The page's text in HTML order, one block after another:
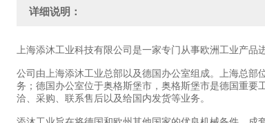
详细说明：
上海添沐工业科技有限公司是一家专门从事欧洲工业产品
公司由上海添沐工业总部以及德国办公室组成。上海总
务；德国办公室位于奥格斯堡市，奥格斯堡市是德国重
洽、采购、联系售后以及给国内发货等业务。